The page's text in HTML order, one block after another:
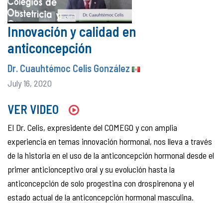
Innovación y calidad en
anticoncepción
Dr. Cuauhtémoc Celis González
July 16, 2020
VER VIDEO
El Dr. Celis, expresidente del COMEGO y con amplia
experiencia en temas innovación hormonal, nos lleva a través
de la historia en el uso de la anticoncepción hormonal desde el
primer anticionceptivo oral y su evolución hasta la
anticoncepción de solo progestina con drospirenona y el
estado actual de la anticoncepción hormonal masculina.